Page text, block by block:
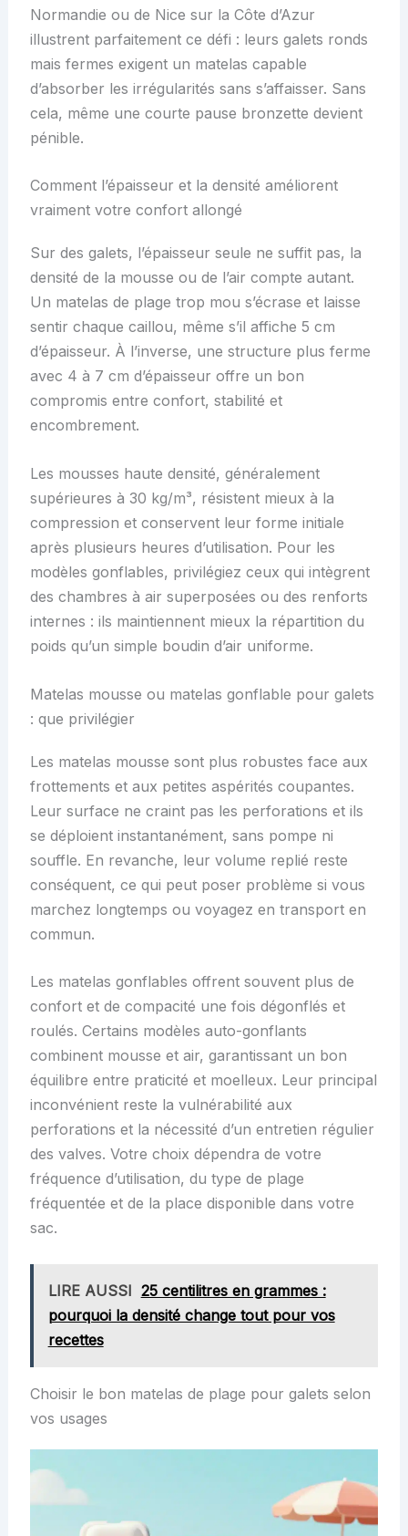
Normandie ou de Nice sur la Côte d’Azur
illustrent parfaitement ce défi : leurs galets ronds
mais fermes exigent un matelas capable
d’absorber les irrégularités sans s’affaisser. Sans
cela, même une courte pause bronzette devient
pénible.
Comment l’épaisseur et la densité améliorent
vraiment votre confort allongé
Sur des galets, l’épaisseur seule ne suffit pas, la
densité de la mousse ou de l’air compte autant.
Un matelas de plage trop mou s’écrase et laisse
sentir chaque caillou, même s’il affiche 5 cm
d’épaisseur. À l’inverse, une structure plus ferme
avec 4 à 7 cm d’épaisseur offre un bon
compromis entre confort, stabilité et
encombrement.
Les mousses haute densité, généralement
supérieures à 30 kg/m³, résistent mieux à la
compression et conservent leur forme initiale
après plusieurs heures d’utilisation. Pour les
modèles gonflables, privilégiez ceux qui intègrent
des chambres à air superposées ou des renforts
internes : ils maintiennent mieux la répartition du
poids qu’un simple boudin d’air uniforme.
Matelas mousse ou matelas gonflable pour galets
: que privilégier
Les matelas mousse sont plus robustes face aux
frottements et aux petites aspérités coupantes.
Leur surface ne craint pas les perforations et ils
se déploient instantanément, sans pompe ni
souffle. En revanche, leur volume replié reste
conséquent, ce qui peut poser problème si vous
marchez longtemps ou voyagez en transport en
commun.
Les matelas gonflables offrent souvent plus de
confort et de compacité une fois dégonflés et
roulés. Certains modèles auto-gonflants
combinent mousse et air, garantissant un bon
équilibre entre praticité et moelleux. Leur principal
inconvénient reste la vulnérabilité aux
perforations et la nécessité d’un entretien régulier
des valves. Votre choix dépendra de votre
fréquence d’utilisation, du type de plage
fréquentée et de la place disponible dans votre
sac.
LIRE AUSSI 25 centilitres en grammes :
pourquoi la densité change tout pour vos
recettes
Choisir le bon matelas de plage pour galets selon
vos usages